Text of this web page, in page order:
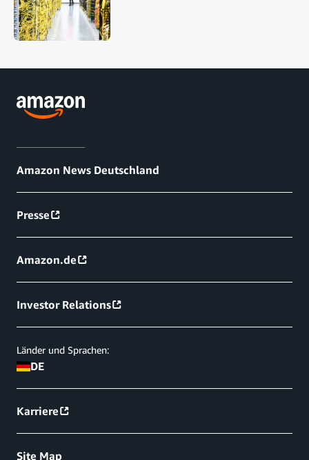
Amazon News Deutschland
Presse
Amazon.de
Investor Relations
Länder und Sprachen:
DE
Karriere
Site Map